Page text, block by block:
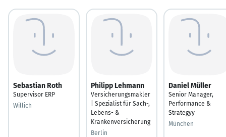
Sebastian Roth
Supervisor ERP
Willich
Philipp Lehmann
Versicherungsmakler
| Spezialist für Sach-,
Lebens- &
Krankenversicherung
Berlin
Daniel Müller
Senior Manager,
Performance &
Strategyy
München